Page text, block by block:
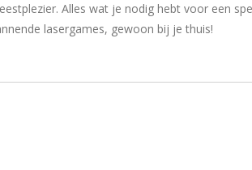
Alles wat je nodig hebt voor een
lasergames, gewoon bij je thuis!